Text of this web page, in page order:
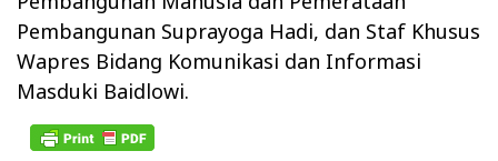
Pembangunan Suprayoga Hadi, dan Staf Khusus
Wapres Bidang Komunikasi dan Informasi
Masduki Baidlowi.